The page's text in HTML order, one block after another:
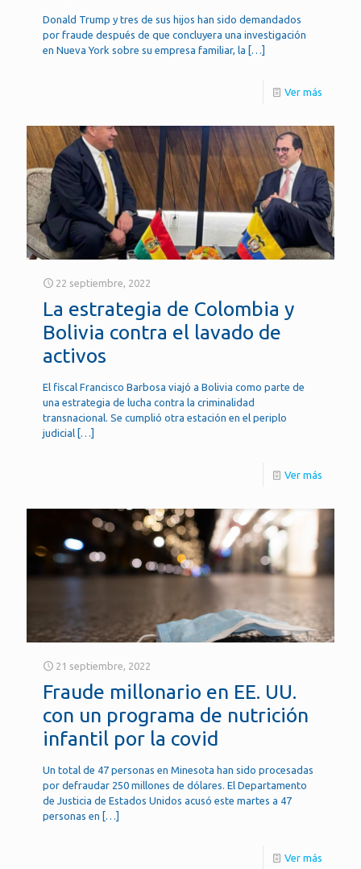
Donald Trump y tres de sus hijos han sido demandados
por fraude después de que concluyera una investigación
en Nueva York sobre su empresa familiar, la […]
Ver más
22 septiembre, 2022
La estrategia de Colombia y
Bolivia contra el lavado de
activos
El fiscal Francisco Barbosa viajó a Bolivia como parte de
una estrategia de lucha contra la criminalidad
transnacional. Se cumplió otra estación en el periplo
judicial […]
Ver más
21 septiembre, 2022
Fraude millonario en EE. UU.
con un programa de nutrición
infantil por la covid
Un total de 47 personas en Minesota han sido procesadas
por defraudar 250 millones de dólares. El Departamento
de Justicia de Estados Unidos acusó este martes a 47
personas en […]
Ver más